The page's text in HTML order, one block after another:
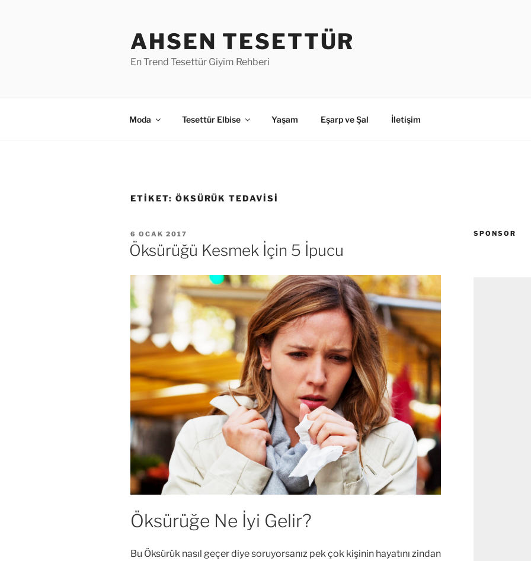
AHSEN TESETTÜR
En Trend Tesettür Giyim Rehberi
Moda Tesettür Elbise Yaşam Eşarp ve Şal İletişim
ETIKET: ÖKSÜRÜK TEDAVISI
YAYIM
TARIHI
6 OCAK 2017
Öksürüğü Kesmek İçin 5 İpucu
Öksürüğe Ne İyi Gelir?
Bu Öksürük nasıl geçer diye soruyorsanız pek çok kişinin hayatını zindan
SPONSOR